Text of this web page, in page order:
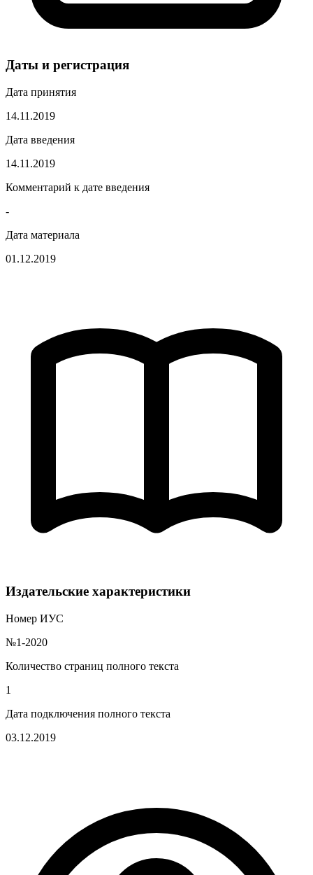
Даты и регистрация
Дата принятия
14.11.2019
Дата введения
14.11.2019
Комментарий к дате введения
-
Дата материала
01.12.2019
Издательские характеристики
Номер ИУС
№1-2020
Количество страниц полного текста
1
Дата подключения полного текста
03.12.2019